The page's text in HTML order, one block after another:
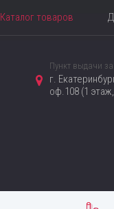
Каталог товаров
Пункт выдачи
г.
оф.108 (1